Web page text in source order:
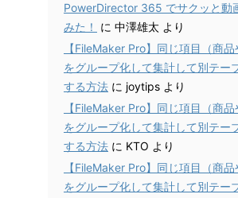
PowerDirector 365 でサクッと動
みた！
に 中澤雄太 より
【FileMaker Pro】同じ項目（商品
をグループ化して集計して別テー
する方法 に joytips より
【FileMaker Pro】同じ項目（商品
をグループ化して集計して別テー
する方法 に KTO より
【FileMaker Pro】同じ項目（商品
をグループ化して集計して別テー